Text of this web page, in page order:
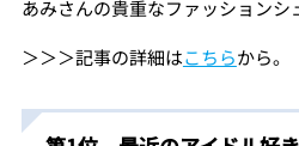
あみさんの貴重なファッションシ
＞＞＞記事の詳細はこちらから。